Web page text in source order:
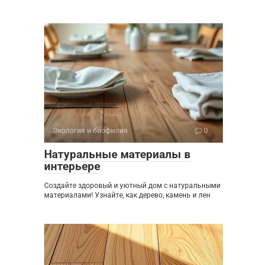
Экология и биофилия 0
Натуральные материалы в
интерьере
Создайте здоровый и уютный дом с натуральными
материалами! Узнайте, как дерево, камень и лен